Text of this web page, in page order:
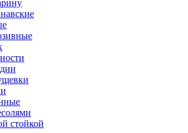
стойкой